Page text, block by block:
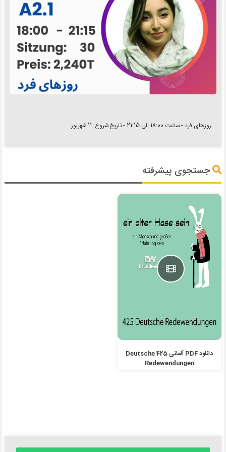
روزهای فرد - ساعت 18:00 الی 21:15 - تاریخ شروع: 11 شهریور
جستجوی پیشرفته
دانلود PDF آلمانی 425 Deutsche
Redewendungen